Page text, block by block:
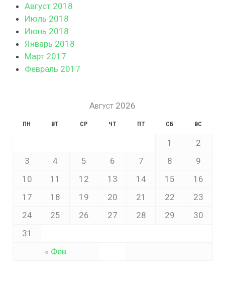
Август 2018
Июль 2018
Июнь 2018
Январь 2018
Март 2017
Февраль 2017
Август 2026
ПН ВТ СР ЧТ ПТ СБ ВС
« Фев
1
2
3
4 5 6 7 8
9
10
11 12 13 14 15
16
17
18 19 20 21 22
23
24
25 26 27 28 29
30
31